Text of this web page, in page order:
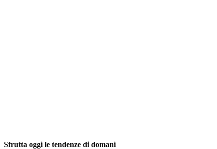
Sfrutta oggi le tendenze di domani